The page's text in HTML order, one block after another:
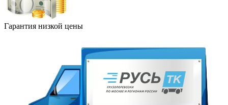
Гарантия низкой цены